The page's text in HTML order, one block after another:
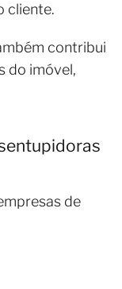
cliente.
contribui
do imóvel,
de